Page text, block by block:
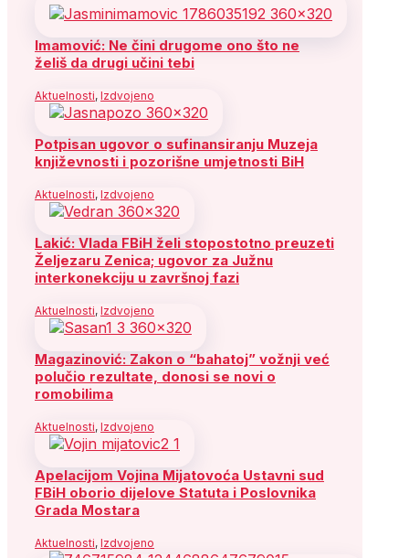
Imamović: Ne čini drugome ono što ne
želiš da drugi učini tebi
Aktuelnosti, Izdvojeno
Potpisan ugovor o sufinansiranju Muzeja
književnosti i pozorišne umjetnosti BiH
Aktuelnosti, Izdvojeno
Lakić: Vlada FBiH želi stopostotno preuzeti
Željezaru Zenica; ugovor za Južnu
interkonekciju u završnoj fazi
Aktuelnosti, Izdvojeno
Magazinović: Zakon o “bahatoj” vožnji već
polučio rezultate, donosi se novi o
romobilima
Aktuelnosti, Izdvojeno
Apelacijom Vojina Mijatovoća Ustavni sud
FBiH oborio dijelove Statuta i Poslovnika
Grada Mostara
Aktuelnosti, Izdvojeno